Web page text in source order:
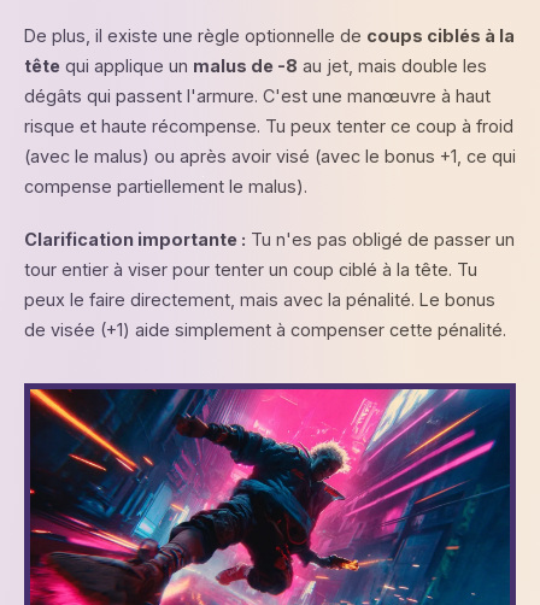
De plus, il existe une règle optionnelle de coups ciblés à la
tête qui applique un malus de -8 au jet, mais double les
dégâts qui passent l'armure. C'est une manœuvre à haut
risque et haute récompense. Tu peux tenter ce coup à froid
(avec le malus) ou après avoir visé (avec le bonus +1, ce qui
compense partiellement le malus).
Clarification importante : Tu n'es pas obligé de passer un
tour entier à viser pour tenter un coup ciblé à la tête. Tu
peux le faire directement, mais avec la pénalité. Le bonus
de visée (+1) aide simplement à compenser cette pénalité.